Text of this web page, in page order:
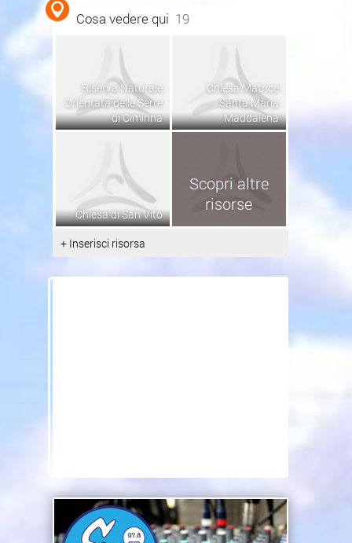
Visualizza mappa
Cosa vedere qui 19
Riserva Naturale
Orientata delle Serre
di Ciminna
Chiesa Matrice
Santa Maria
Maddalena
Chiesa di San Vito
Scopri altre
risorse
+ Inserisci risorsa